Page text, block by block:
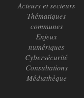
Acteurs et secteurs
Thématiques
communes
Enjeux
numériques
Cybersécurité
Consultations
Médiathèque